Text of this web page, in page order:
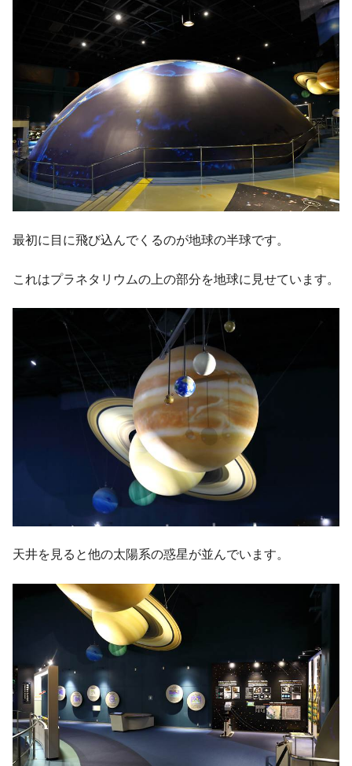
最初に目に飛び込んでくるのが地球の半球です。
これはプラネタリウムの上の部分を地球に見せています。
天井を見ると他の太陽系の惑星が並んでいます。